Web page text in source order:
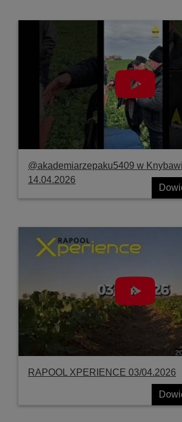
@akademiarzepaku5409 w
14.04.2026
RAPOOL XPERIENCE 03/04.2026